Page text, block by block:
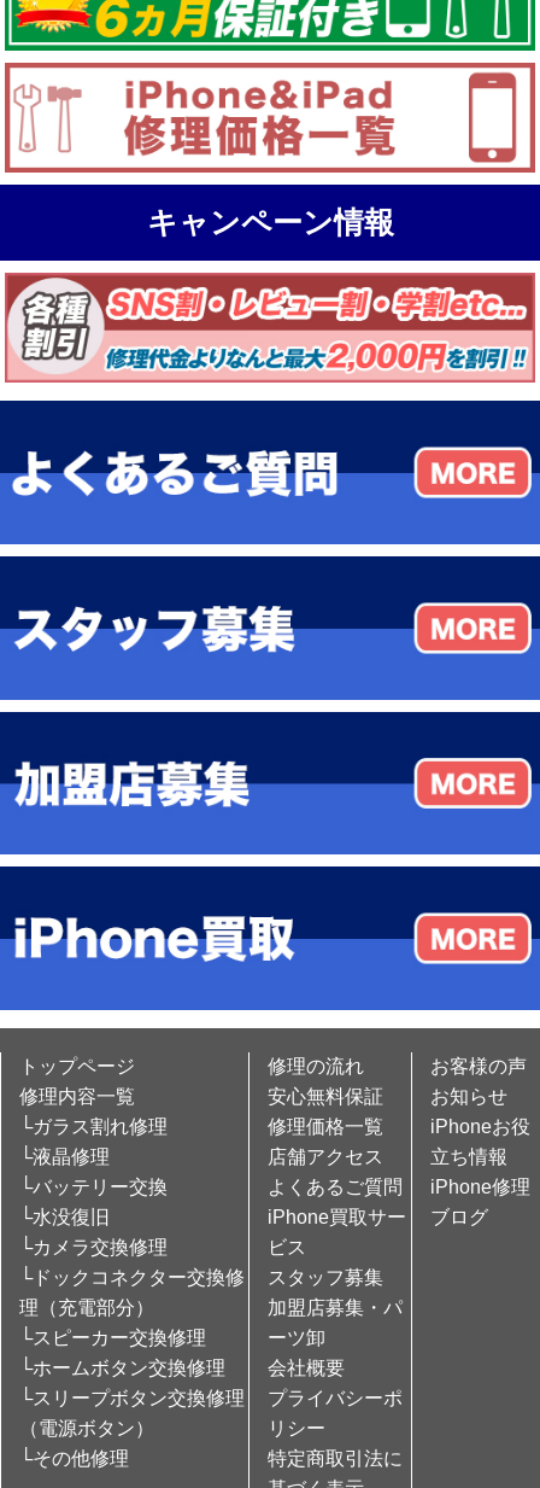
キャンペーン情報
トップページ
修理内容一覧
└ガラス割れ修理
└液晶修理
└バッテリー交換
└水没復旧
└カメラ交換修理
└ドックコネクター交換修
理（充電部分）
└スピーカー交換修理
└ホームボタン交換修理
└スリープボタン交換修理
（電源ボタン）
└その他修理
修理の流れ
安心無料保証
修理価格一覧
店舗アクセス
よくあるご質問
iPhone買取サー
ビス
スタッフ募集
加盟店募集・パ
ーツ卸
会社概要
プライバシーポ
リシー
特定商取引法に
お客様の声
お知らせ
iPhoneお役
立ち情報
iPhone修理
ブログ